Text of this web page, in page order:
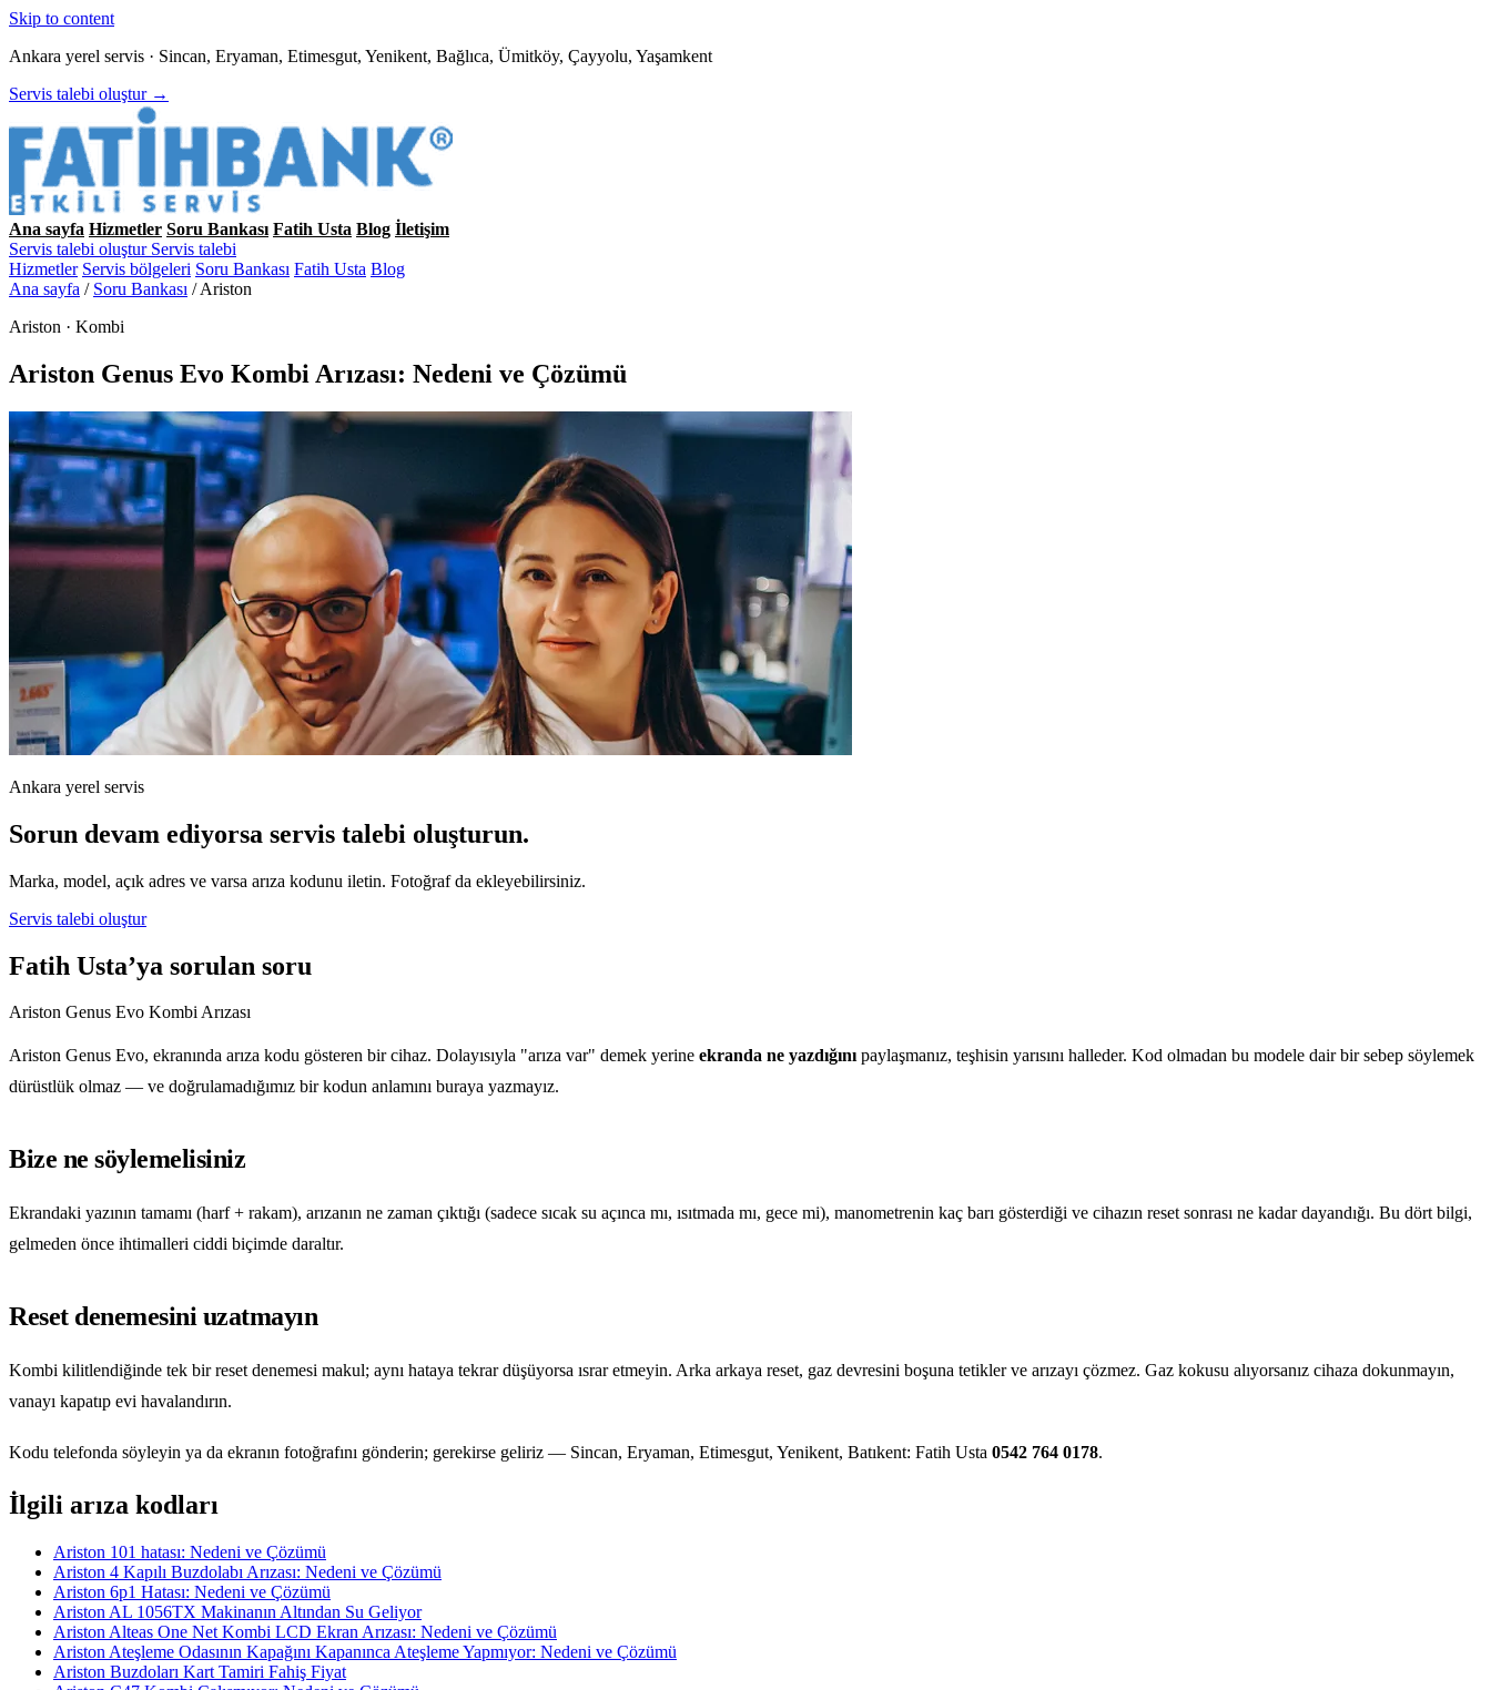
Skip to content
Ankara yerel servis · Sincan, Eryaman, Etimesgut, Yenikent, Bağlıca, Ümitköy, Çayyolu, Yaşamkent
Servis talebi oluştur →
Ana sayfa Hizmetler Soru Bankası Fatih Usta Blog İletişim
Servis talebi oluştur Servis talebi
Hizmetler Servis bölgeleri Soru Bankası Fatih Usta Blog
Ana sayfa / Soru Bankası / Ariston
Ariston · Kombi
Ariston Genus Evo Kombi Arızası: Nedeni ve Çözümü
Ankara yerel servis
Sorun devam ediyorsa servis talebi oluşturun.
Marka, model, açık adres ve varsa arıza kodunu iletin. Fotoğraf da ekleyebilirsiniz.
Servis talebi oluştur
Fatih Usta’ya sorulan soru
Ariston Genus Evo Kombi Arızası
Ariston Genus Evo, ekranında arıza kodu gösteren bir cihaz. Dolayısıyla "arıza var" demek yerine ekranda ne yazdığınıpaylaşmanız, teşhisin yarısını halleder. Kod olmadan bu modele dair bir sebep söylemek
dürüstlük olmaz — ve doğrulamadığımız bir kodun anlamını buraya yazmayız.
Bize ne söylemelisiniz
Ekrandaki yazının tamamı (harf + rakam), arızanın ne zaman çıktığı (sadece sıcak su açınca mı, ısıtmada mı, gece mi), manometrenin kaç barı gösterdiği ve cihazın reset sonrası ne kadar dayandığı. Bu dört bilgi,
gelmeden önce ihtimalleri ciddi biçimde daraltır.
Reset denemesini uzatmayın
Kombi kilitlendiğinde tek bir reset denemesi makul; aynı hataya tekrar düşüyorsa ısrar etmeyin. Arka arkaya reset, gaz devresini boşuna tetikler ve arızayı çözmez. Gaz kokusu alıyorsanız cihaza dokunmayın,
vanayı kapatıp evi havalandırın.
Kodu telefonda söyleyin ya da ekranın fotoğrafını gönderin; gerekirse geliriz — Sincan, Eryaman, Etimesgut, Yenikent, Batıkent: Fatih Usta 0542 764 0178.
İlgili arıza kodları
Ariston 101 hatası: Nedeni ve Çözümü
Ariston 4 Kapılı Buzdolabı Arızası: Nedeni ve Çözümü
Ariston 6p1 Hatası: Nedeni ve Çözümü
Ariston AL 1056TX Makinanın Altından Su Geliyor
Ariston Alteas One Net Kombi LCD Ekran Arızası: Nedeni ve Çözümü
Ariston Ateşleme Odasının Kapağını Kapanınca Ateşleme Yapmıyor: Nedeni ve Çözümü
Ariston Buzdoları Kart Tamiri Fahiş Fiyat